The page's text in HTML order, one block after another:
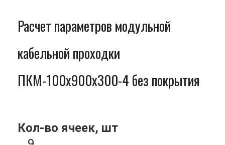
Расчет параметров модульной
кабельной проходки
ПКМ-100x900x300-4 без покрытия
Кол-во ячеек, шт